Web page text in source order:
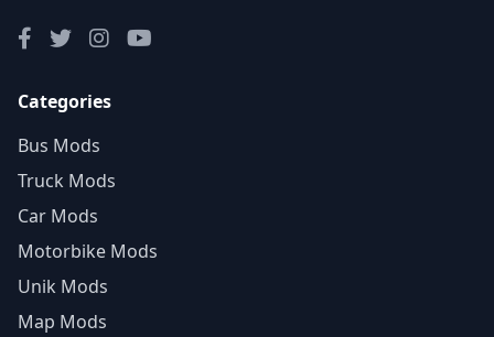
Categories
Bus Mods
Truck Mods
Car Mods
Motorbike Mods
Unik Mods
Map Mods